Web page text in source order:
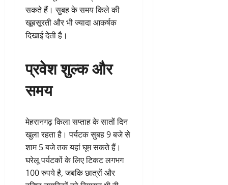
सकते हैं। सुबह के समय किले की
खूबसूरती और भी ज्यादा आकर्षक
दिखाई देती है।
प्रवेश शुल्क और
समय
मेहरानगढ़ किला सप्ताह के सातों दिन
खुला रहता है। पर्यटक सुबह 9 बजे से
शाम 5 बजे तक यहां घूम सकते हैं।
घरेलू पर्यटकों के लिए टिकट लगभग
100 रुपये है, जबकि छात्रों और